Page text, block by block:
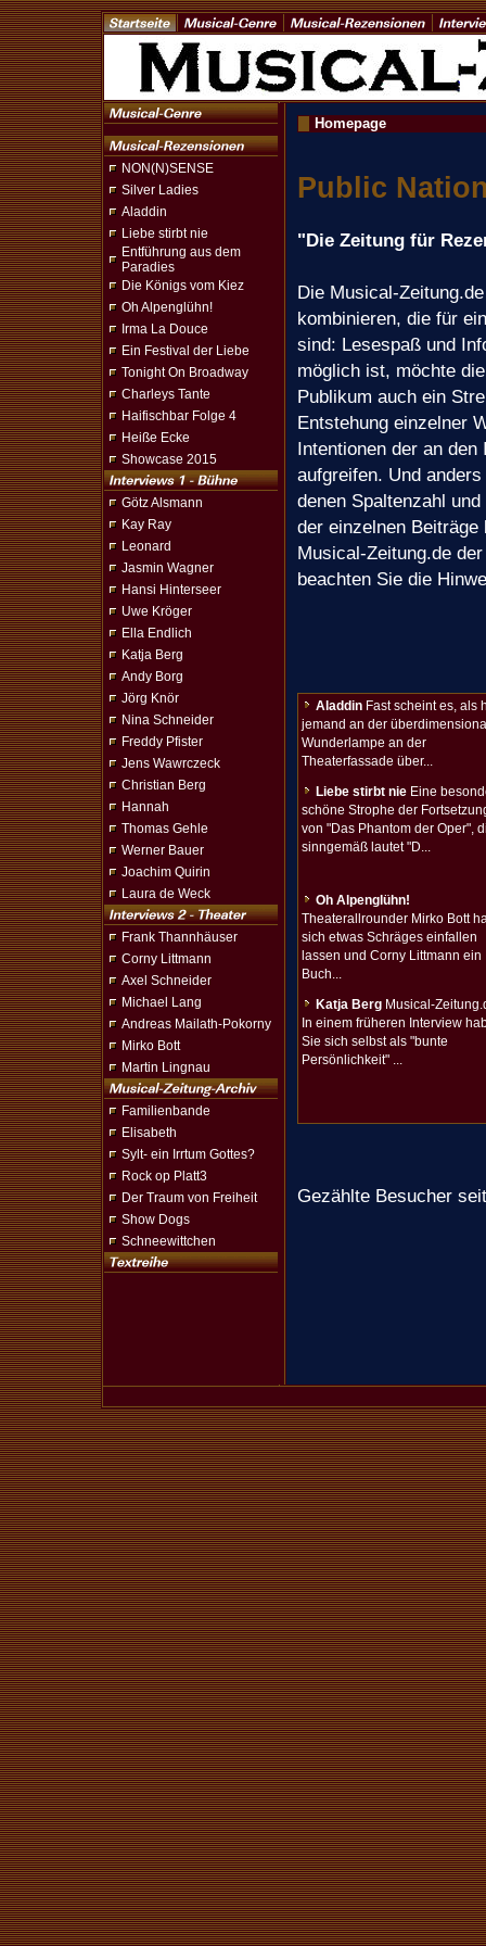
NON(N)SENSE
Silver Ladies
Aladdin
Liebe stirbt nie
Entführung aus dem
Paradies
Die Königs vom Kiez
Oh Alpenglühn!
Irma La Douce
Ein Festival der Liebe
Tonight On Broadway
Charleys Tante
Haifischbar Folge 4
Heiße Ecke
Showcase 2015
Götz Alsmann
Kay Ray
Leonard
Jasmin Wagner
Hansi Hinterseer
Uwe Kröger
Ella Endlich
Katja Berg
Andy Borg
Jörg Knör
Nina Schneider
Freddy Pfister
Jens Wawrczeck
Christian Berg
Hannah
Thomas Gehle
Werner Bauer
Joachim Quirin
Laura de Weck
Frank Thannhäuser
Corny Littmann
Axel Schneider
Michael Lang
Andreas Mailath-Pokorny
Mirko Bott
Martin Lingnau
Familienbande
Elisabeth
Sylt- ein Irrtum Gottes?
Rock op Platt3
Der Traum von Freiheit
Show Dogs
Schneewittchen
Homepage
Public
"Die Zeitung für
Die Musical-
kombinieren, die für
sind: Lesespaß und
möglich ist, möchte
Publikum auch ein
Entstehung einzelner
Intentionen der an
aufgreifen. Und
denen Spaltenzahl
der einzelnen
Musical-Zeitung.de
beachten Sie die
AladdinFast scheint es, als
jemand an der
Wunderlampe an der
Theaterfassade über...
Liebe stirbt nieEine
schöne Strophe der
von "Das Phantom der Oper",
sinngemäß lautet "D...
Oh Alpenglühn!
Theaterallrounder Mirko Bott
sich etwas Schräges einfallen
lassen und Corny Littmann ein
Buch...
Katja BergMusical-
In einem früheren Interview
Sie sich selbst als "bunte
Persönlichkeit" ...
Gezählte Besucher